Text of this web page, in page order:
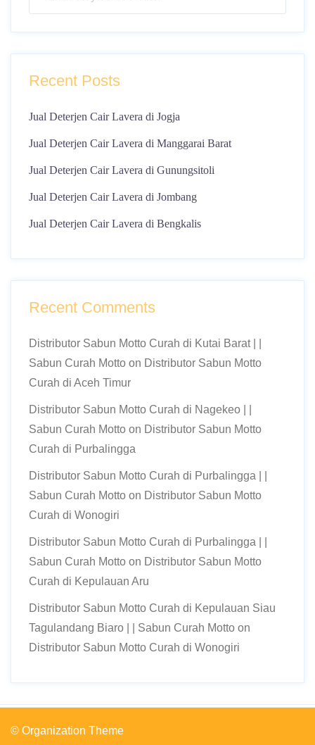
Recent Posts
Jual Deterjen Cair Lavera di Jogja
Jual Deterjen Cair Lavera di Manggarai Barat
Jual Deterjen Cair Lavera di Gunungsitoli
Jual Deterjen Cair Lavera di Jombang
Jual Deterjen Cair Lavera di Bengkalis
Recent Comments
Distributor Sabun Motto Curah di Kutai Barat | |
Sabun Curah Motto on Distributor Sabun Motto
Curah di Aceh Timur
Distributor Sabun Motto Curah di Nagekeo | |
Sabun Curah Motto on Distributor Sabun Motto
Curah di Purbalingga
Distributor Sabun Motto Curah di Purbalingga | |
Sabun Curah Motto on Distributor Sabun Motto
Curah di Wonogiri
Distributor Sabun Motto Curah di Purbalingga | |
Sabun Curah Motto on Distributor Sabun Motto
Curah di Kepulauan Aru
Distributor Sabun Motto Curah di Kepulauan Siau
Tagulandang Biaro | | Sabun Curah Motto on
Distributor Sabun Motto Curah di Wonogiri
© Organization Theme